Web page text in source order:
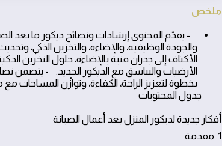
ملخص
- يقدّم المحتوى إرشادات ونصائح ديكور ما بعد
والجودة الوظيفية، والإضاءة، والتخزين الذكي،
الأكتاف إلى جدران فنية بالإضاءة، حلول التخزين
الأرضيات والتناسق مع الديكور الجديد. - يتضمن
بخطوة لتعزيز الراحة، الكفاءة، وتوازُن المساحات
جدول المحتويات
أفكار جديدة لديكور المنزل بعد أعمال الصيانة
1. مقدمة